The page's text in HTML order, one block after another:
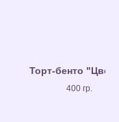
Торт-бенто
400 гр.